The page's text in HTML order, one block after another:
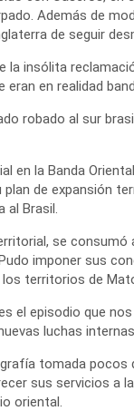
Además de
de seguir
la insólita
eran en realidad
robado al sur
en la Banda
de expansión
al Brasil.
se
imponer sus
territorios de
el episodio que
luchas
tomada
sus servicios a
oriental.